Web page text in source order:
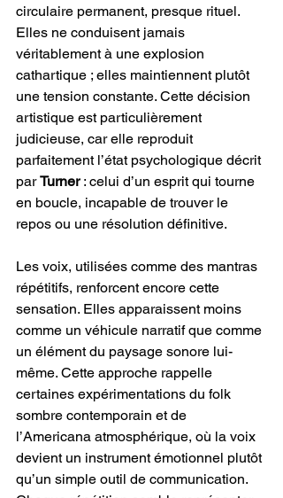
circulaire permanent, presque rituel.
Elles ne conduisent jamais
véritablement à une explosion
cathartique ; elles maintiennent plutôt
une tension constante. Cette décision
artistique est particulièrement
judicieuse, car elle reproduit
parfaitement l’état psychologique décrit
par Turner : celui d’un esprit qui tourne
en boucle, incapable de trouver le
repos ou une résolution définitive.
Les voix, utilisées comme des mantras
répétitifs, renforcent encore cette
sensation. Elles apparaissent moins
comme un véhicule narratif que comme
un élément du paysage sonore lui-
même. Cette approche rappelle
certaines expérimentations du folk
sombre contemporain et de
l’Americana atmosphérique, où la voix
devient un instrument émotionnel plutôt
qu’un simple outil de communication.